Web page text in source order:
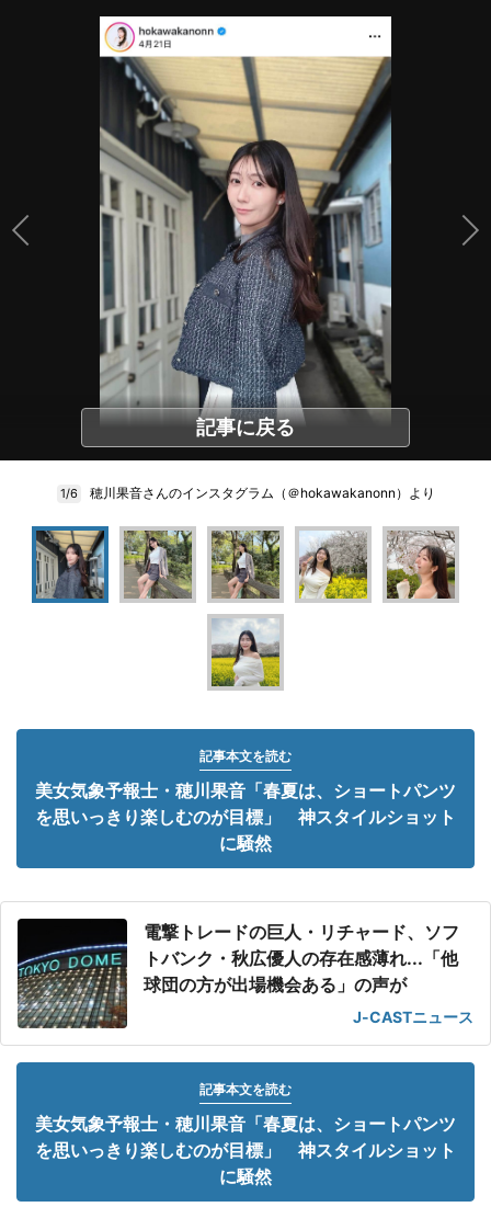
記事に戻る
1/6 穂川果音さんのインスタグラム（＠hokawakanonn）より
記事本文を読む
美女気象予報士・穂川果音「春夏は、ショートパンツ
を思いっきり楽しむのが目標」 神スタイルショット
に騒然
電撃トレードの巨人・リチャード、ソフ
トバンク・秋広優人の存在感薄れ...「他
球団の方が出場機会ある」の声が
J-CASTニュース
記事本文を読む
美女気象予報士・穂川果音「春夏は、ショートパンツ
を思いっきり楽しむのが目標」 神スタイルショット
に騒然